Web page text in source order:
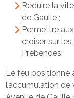
Réduire la
de Gaulle ;
Permettre
croiser sur
Prébendes.
Le feu positionné
l’accumulation de